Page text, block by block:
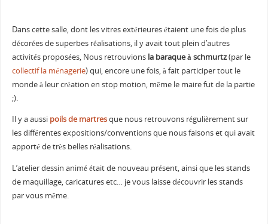
Dans cette salle, dont les vitres extérieures étaient une fois de plus
décorées de superbes réalisations, il y avait tout plein d’autres
activités proposées, Nous retrouvions la baraque à schmurtz(par le
collectif la ménagerie) qui, encore une fois, à fait participer tout le
monde à leur création en stop motion, même le maire fut de la partie
;).
Il y a aussi poils de martresque nous retrouvons régulièrement sur
les différentes expositions/conventions que nous faisons et qui avait
apporté de très belles réalisations.
L’atelier dessin animé était de nouveau présent, ainsi que les stands
de maquillage, caricatures etc… je vous laisse découvrir les stands
par vous même.